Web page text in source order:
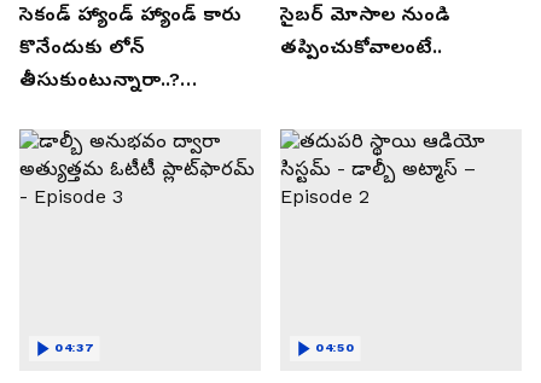
సెకండ్ హ్యాండ్ హ్యాండ్ కారు
కొనేందుకు లోన్
తీసుకుంటున్నారా..?
తెలుసుకోండి..!
సైబర్ మోసాల నుండి
తప్పించుకోవాలంటే..
04:37 04:50